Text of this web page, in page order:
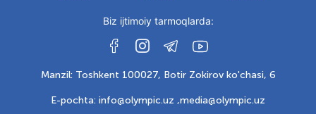
Biz ijtimoiy tarmoqlarda:
Manzil: Toshkent 100027, Botir Zokirov ko'chasi, 6
E-pochta: info@olympic.uz ,media@olympic.uz